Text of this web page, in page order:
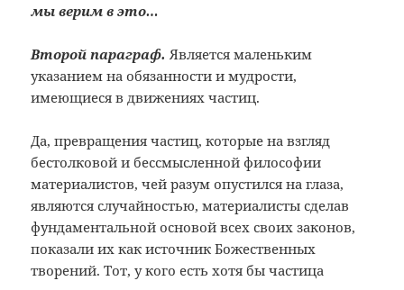
мы верим в это…
Второй параграф. Является маленьким
указанием на обязанности и мудрости,
имеющиеся в движениях частиц.
Да, превращения частиц, которые на взгляд
бестолковой и бессмысленной философии
материалистов, чей разум опустился на глаза,
являются случайностью, материалисты сделав
фундаментальной основой всех своих законов,
показали их как источник Божественных
творений. Тот, у кого есть хотя бы частица